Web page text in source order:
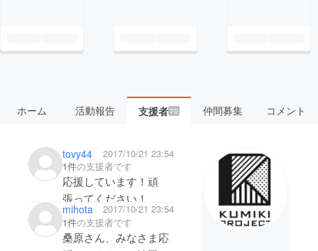
ホーム 活動報告 支援者70 仲間募集 コメント
tovy44
2017/10/21 23:54
1件の支援者です
応援しています！頑
張ってください！
mihota
2017/10/21 23:54
1件の支援者です
桑原さん、みなさま応